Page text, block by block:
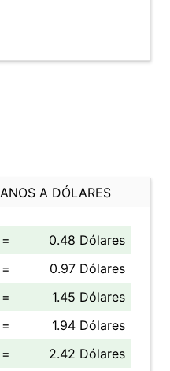
A DÓLARES
=
0.48 Dólares
=
0.97 Dólares
=
1.45 Dólares
=
1.94 Dólares
=
2.42 Dólares